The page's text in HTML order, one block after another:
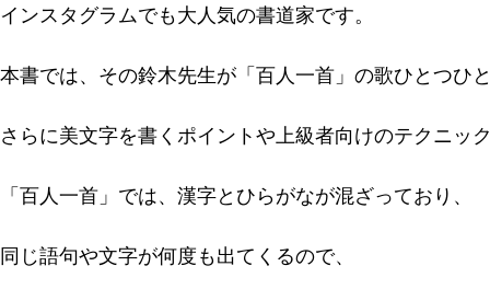
インスタグラムでも大人気の書道家です。
本書では、その鈴木先生が「百人一首」の歌ひとつひ
さらに美文字を書くポイントや上級者向けのテクニッ
「百人一首」では、漢字とひらがなが混ざっており、
同じ語句や文字が何度も出てくるので、